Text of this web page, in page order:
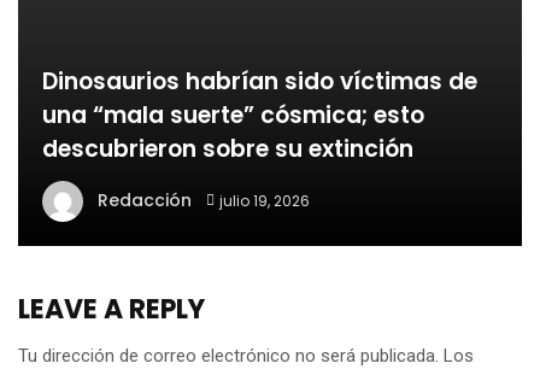
Dinosaurios habrían sido víctimas de
una “mala suerte” cósmica; esto
descubrieron sobre su extinción
Redacción julio 19, 2026
LEAVE A REPLY
Tu dirección de correo electrónico no será publicada. Los